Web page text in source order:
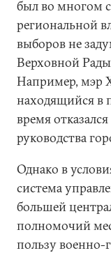
был во многом
региональной
выборов не
Верховной
Например, мэр
находящийся в
время
руководства
Однако в
система
большей
полномочий
пользу военно-